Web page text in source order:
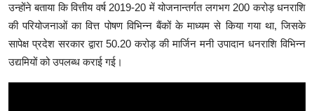
उन्होंने बताया कि वित्तीय वर्ष 2019-20 में योजनान्तर्गत लगभग 200 करोड़ धनराशि
की परियोजनाओं का वित्त पोषण विभिन्न बैंकों के माध्यम से किया गया था, जिसके
सापेक्ष प्रदेश सरकार द्वारा 50.20 करोड़ की मार्जिन मनी उपादान धनराशि विभिन्न
उद्यमियों को उपलब्ध कराई गई।